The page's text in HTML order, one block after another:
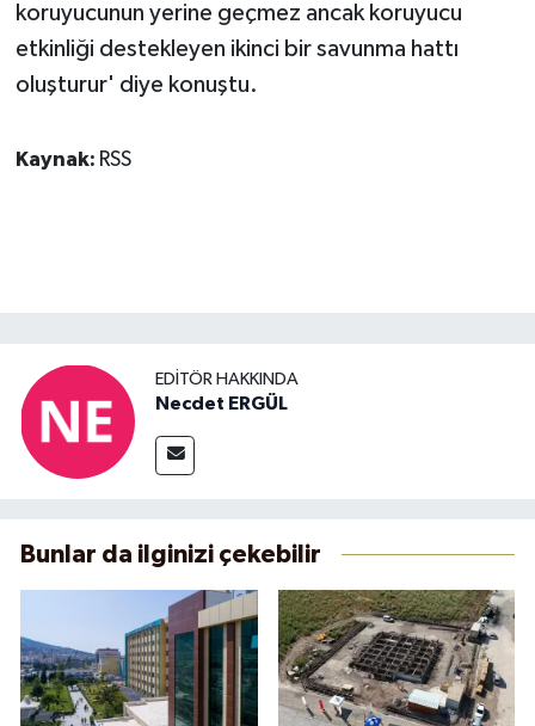
koruyucunun yerine geçmez ancak koruyucu
etkinliği destekleyen ikinci bir savunma hattı
oluşturur' diye konuştu.
Kaynak: RSS
EDITÖR HAKKINDA
Necdet ERGÜL
Bunlar da ilginizi çekebilir